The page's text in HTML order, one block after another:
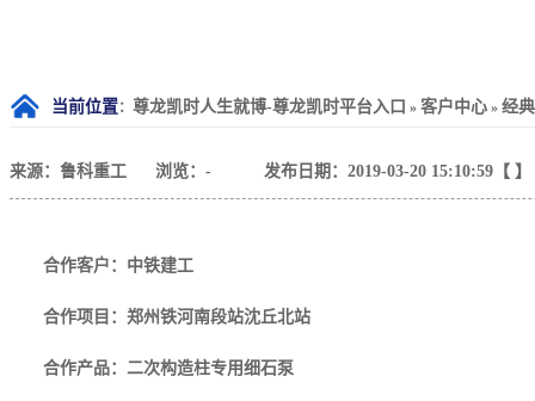
当前位置： 尊龙凯时人生就博-尊龙凯时平台入口 » 客户中心 » 经
来源：鲁科重工 浏览： - 发布日期：2019-03-20 15:10:59【 】
合作客户：中铁建工
合作项目：郑州铁河南段站沈丘北站
合作产品：二次构造柱专用细石泵